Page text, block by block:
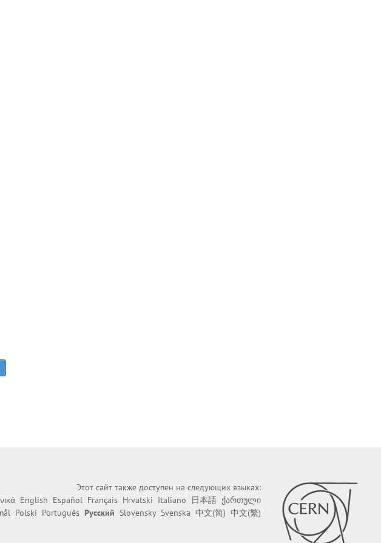
Этот сайт также доступен на следующих языках:
English Español Français Hrvatski Italiano 日本語 ქართული
Polski Português Русский Slovensky Svenska 中文(简) 中文(繁)